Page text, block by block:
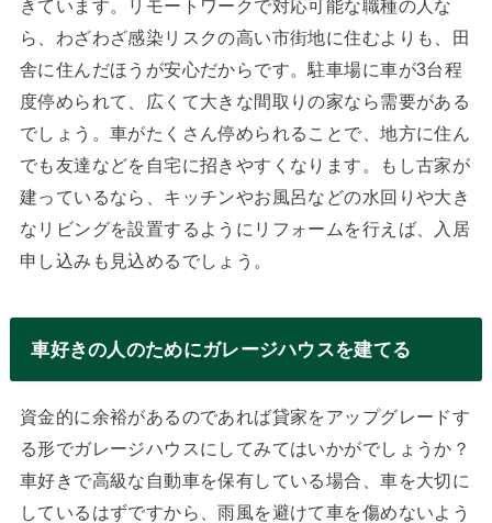
きています。リモートワークで対応可能な職種の人な
ら、わざわざ感染リスクの高い市街地に住むよりも、田
舎に住んだほうが安心だからです。駐車場に車が3台程
度停められて、広くて大きな間取りの家なら需要がある
でしょう。車がたくさん停められることで、地方に住ん
でも友達などを自宅に招きやすくなります。もし古家が
建っているなら、キッチンやお風呂などの水回りや大き
なリビングを設置するようにリフォームを行えば、入居
申し込みも見込めるでしょう。
車好きの人のためにガレージハウスを建てる
資金的に余裕があるのであれば貸家をアップグレードす
る形でガレージハウスにしてみてはいかがでしょうか？
車好きで高級な自動車を保有している場合、車を大切に
しているはずですから、雨風を避けて車を傷めないよう